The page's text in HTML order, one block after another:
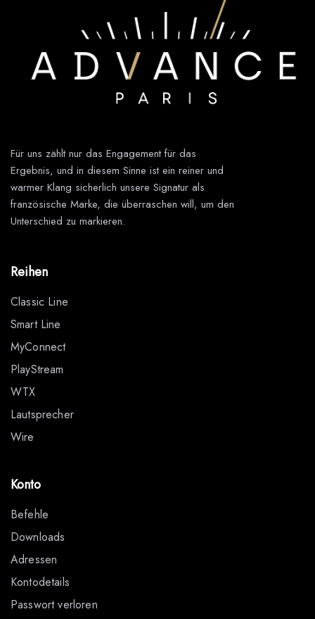
Für uns zählt nur das Engagement für das
Ergebnis, und in diesem Sinne ist ein reiner und
warmer Klang sicherlich unsere Signatur als
französische Marke, die überraschen will, um den
Unterschied zu markieren.
Reihen
Classic Line
Smart Line
MyConnect
PlayStream
WTX
Lautsprecher
Wire
Konto
Befehle
Downloads
Adressen
Kontodetails
Passwort verloren